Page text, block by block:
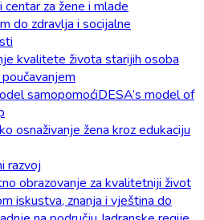
centar za žene i mlade
do zdravlja i socijalne
kvalitete života starijih osoba
samopomoćiDESA’s model of
osnaživanje žena kroz edukaciju
razvoj
obrazovanje za kvalitetniji život
iskustva, znanja i vještina do